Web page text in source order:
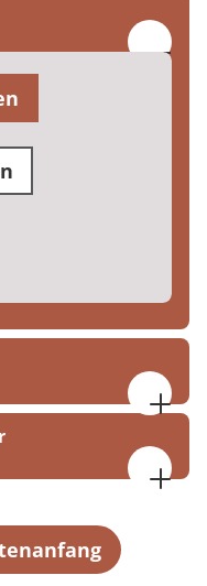
bis 17:45 Uhr